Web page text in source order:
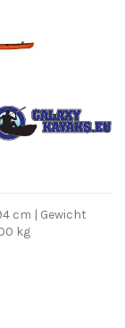
cm | Gewicht
kg